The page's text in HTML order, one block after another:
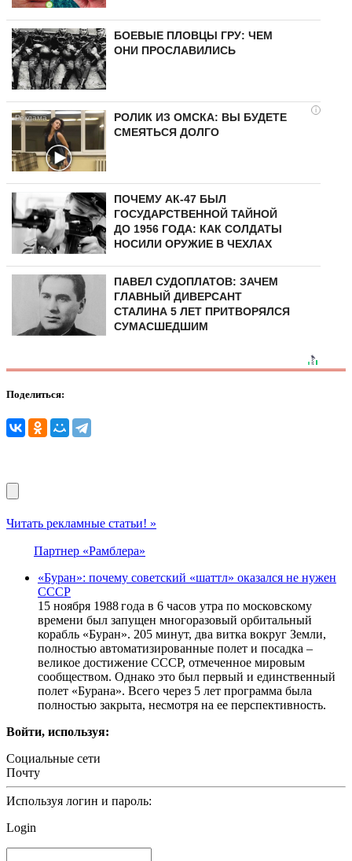
БОЕВЫЕ ПЛОВЦЫ ГРУ: ЧЕМ
ОНИ ПРОСЛАВИЛИСЬ
i
РОЛИК ИЗ ОМСКА: ВЫ БУДЕТЕ
СМЕЯТЬСЯ ДОЛГО
ПОЧЕМУ АК-47 БЫЛ
ГОСУДАРСТВЕННОЙ ТАЙНОЙ
ДО 1956 ГОДА: КАК СОЛДАТЫ
НОСИЛИ ОРУЖИЕ В ЧЕХЛАХ
ПАВЕЛ СУДОПЛАТОВ: ЗАЧЕМ
ГЛАВНЫЙ ДИВЕРСАНТ
СТАЛИНА 5 ЛЕТ ПРИТВОРЯЛСЯ
СУМАСШЕДШИМ
Поделиться:
Читать рекламные статьи! »
Партнер «Рамблера»
«Буран»: почему советский «шаттл» оказался не нужен
СССР
15 ноября 1988 года в 6 часов утра по московскому
времени был запущен многоразовый орбитальный
корабль «Буран». 205 минут, два витка вокруг Земли,
полностью автоматизированные полет и посадка –
великое достижение СССР, отмеченное мировым
сообществом. Однако это был первый и единственный
полет «Бурана». Всего через 5 лет программа была
полностью закрыта, несмотря на ее перспективность.
Войти, используя:
Социальные сети
Почту
Используя логин и пароль:
Login